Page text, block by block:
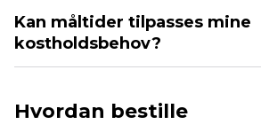
Kan måltider tilpasses mine
kostholdsbehov?
Hvordan bestille